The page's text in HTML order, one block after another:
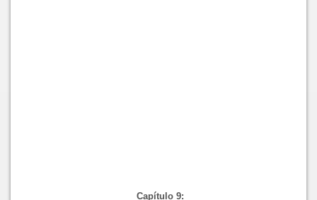
Capítulo 9: